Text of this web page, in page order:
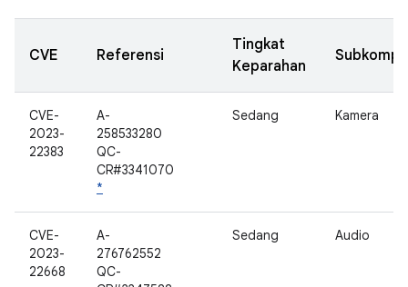
CVE Referensi
Tingkat
Keparahan
CVE-
2023-
22383
A-
258533280
QC-
CR#3341070
*
Sedang Kamera
CVE-
2023-
22668
A-
276762552
QC-
Sedang Audio